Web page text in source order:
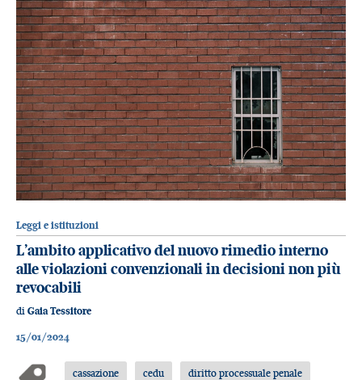
Leggi e istituzioni
L’ambito applicativo del nuovo rimedio interno
alle violazioni convenzionali in decisioni non più
revocabili
di Gaia Tessitore
15/01/2024
cassazione cedu
diritto processuale penale